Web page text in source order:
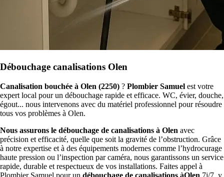
Débouchage canalisations Olen
Canalisation bouchée à Olen (2250) ? Plombier Samuel est votre
expert local pour un débouchage rapide et efficace. WC, évier, douche,
égout... nous intervenons avec du matériel professionnel pour résoudre
tous vos problèmes à Olen.
Nous assurons le débouchage de canalisations à Olen avec
précision et efficacité, quelle que soit la gravité de l’obstruction. Grâce
à notre expertise et à des équipements modernes comme l’hydrocurage
haute pression ou l’inspection par caméra, nous garantissons un service
rapide, durable et respectueux de vos installations. Faites appel à
Plombier Samuel pour un débouchage de canalisations àOlen 7j/7, y